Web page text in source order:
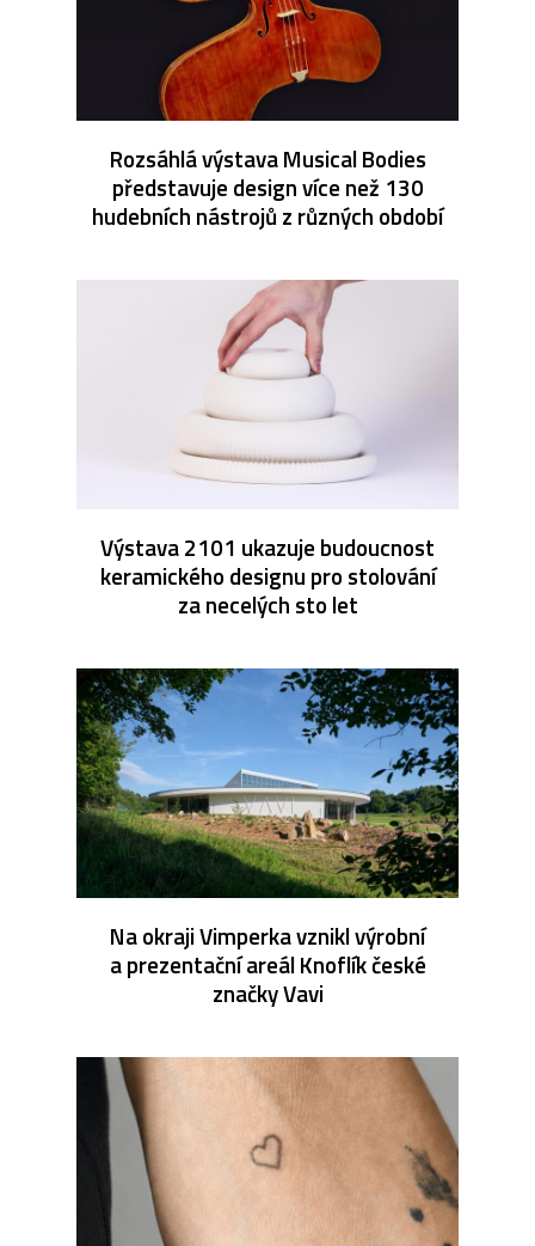
Rozsáhlá výstava Musical Bodies
představuje design více než 130
hudebních nástrojů z různých období
Výstava 2101 ukazuje budoucnost
keramického designu pro stolování
za necelých sto let
Na okraji Vimperka vznikl výrobní
a prezentační areál Knoflík české
značky Vavi